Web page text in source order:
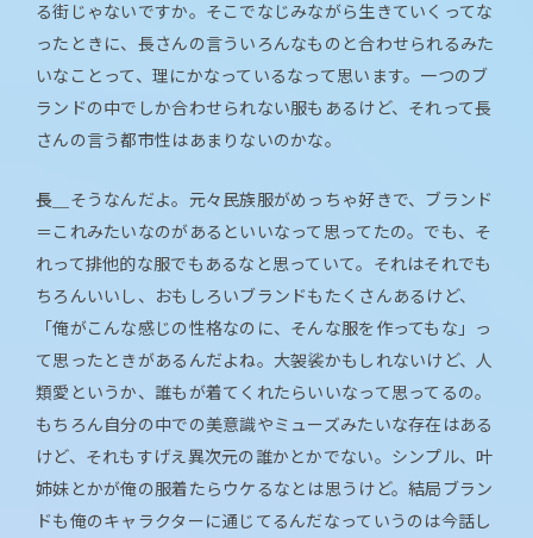
る街じゃないですか。そこでなじみながら生きていくってな
ったときに、長さんの言ういろんなものと合わせられるみた
いなことって、理にかなっているなって思います。一つのブ
ランドの中でしか合わせられない服もあるけど、それって長
さんの言う都市性はあまりないのかな。
長＿ そうなんだよ。元々民族服がめっちゃ好きで、ブランド
＝これみたいなのがあるといいなって思ってたの。でも、そ
れって排他的な服でもあるなと思っていて。それはそれでも
ちろんいいし、おもしろいブランドもたくさんあるけど、
「俺がこんな感じの性格なのに、そんな服を作ってもな」っ
て思ったときがあるんだよね。大袈裟かもしれないけど、人
類愛というか、誰もが着てくれたらいいなって思ってるの。
もちろん自分の中での美意識やミューズみたいな存在はある
けど、それもすげえ異次元の誰かとかでない。シンプル、叶
姉妹とかが俺の服着たらウケるなとは思うけど。結局ブラン
ドも俺のキャラクターに通じてるんだなっていうのは今話し